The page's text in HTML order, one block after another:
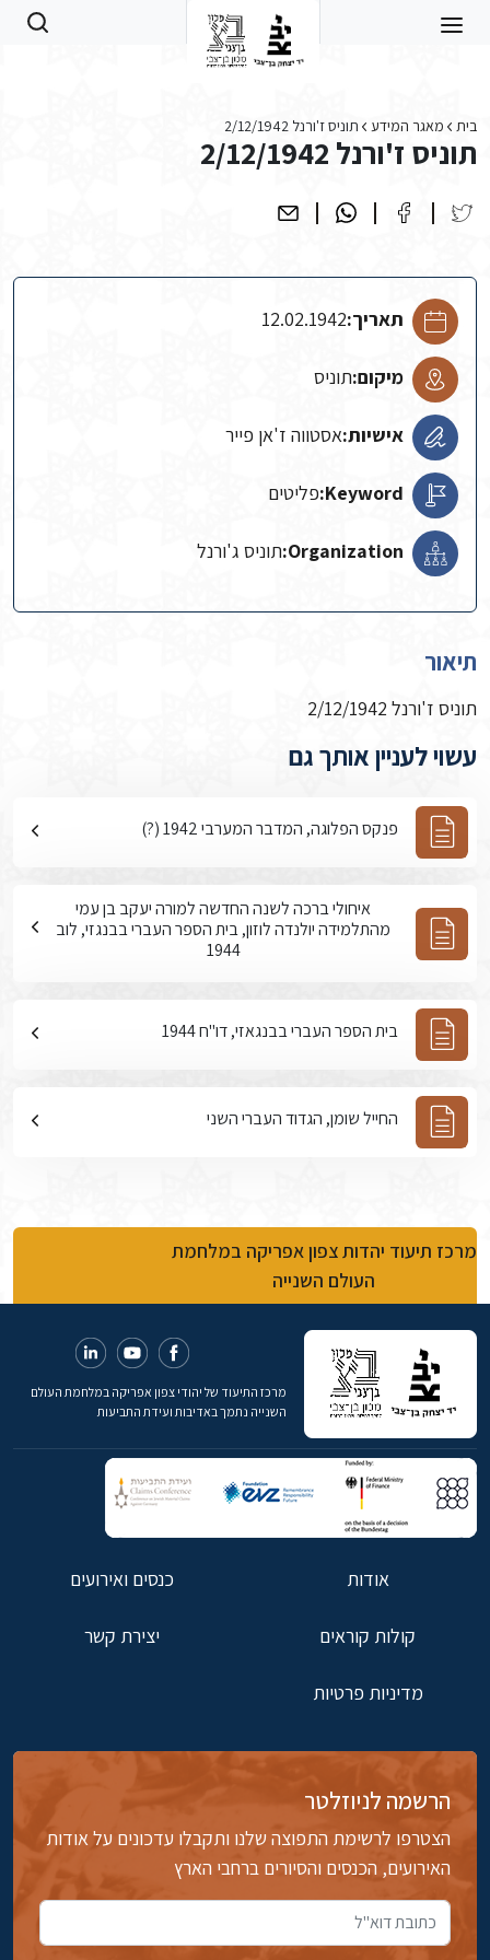
בית מאגר המידע תוניס ז'ורנל 2/12/1942
תוניס ז'ורנל 2/12/1942
תאריך:12.02.1942
מיקום:תוניס
אישיות:אסטווה ז'אן פייר
Keyword: פליטים
Organization: תוניס ג'ורנל
תיאור
תוניס ז'ורנל 2/12/1942
עשוי לעניין אותך גם
פנקס הפלוגה, המדבר המערבי 1942 (?)
איחולי ברכה לשנה החדשה למורה יעקב בן עמי
מהתלמידה יולנדה לוזון, בית הספר העברי בבנגזי, לוב
1944
בית הספר העברי בבנגאזי, דו"ח 1944
החייל שומן, הגדוד העברי השני
מרכז תיעוד יהדות צפון אפריקה במלחמת
העולם השנייה
מרכז התיעוד של יהודי צפון אפריקה במלחמת העולם
השנייה נתמך באדיבות ועידת התביעות
אודות כנסים ואירועים
קולות קוראים יצירת קשר
מדיניות פרטיות
הרשמה לניוזלטר
הצטרפו לרשימת התפוצה שלנו ותקבלו עדכונים על אודות
האירועים, הכנסים והסיורים ברחבי הארץ